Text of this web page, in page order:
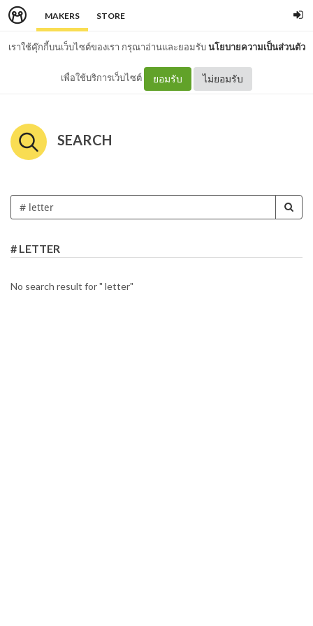
MAKERS STORE
เราใช้คุ๊กกี้บนเว็บไซต์ของเรา กรุณาอ่านและยอมรับนโยบายความเป็นส่วนตัว
เพื่อใช้บริการเว็บไซต์ ยอมรับ ไม่ยอมรับ
SEARCH
# LETTER
No search result for " letter"